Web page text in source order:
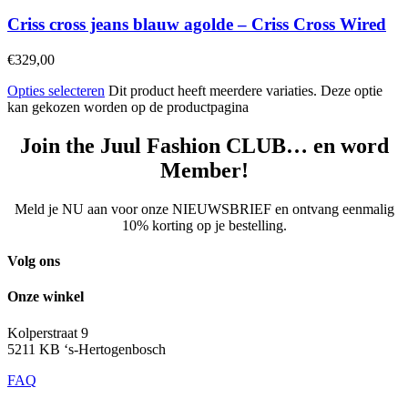
Criss cross jeans blauw agolde – Criss Cross Wired
€329,00
Opties selecteren Dit product heeft meerdere variaties. Deze optie
kan gekozen worden op de productpagina
Join the Juul Fashion CLUB… en word
Member!
Meld je NU aan voor onze NIEUWSBRIEF en ontvang eenmalig
10% korting op je bestelling.
Volg ons
Onze winkel
Kolperstraat 9
5211 KB ‘s-Hertogenbosch
FAQ